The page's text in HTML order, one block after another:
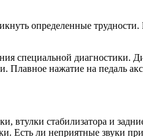
определенные
специальной диагностики.
нажатие на педаль
втулки стабилизатора и
Есть ли неприятные звуки